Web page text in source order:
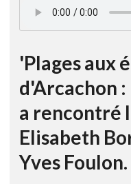
'Plages aux
d'Arcachon
a rencontré
Elisabeth
Yves Foulon.